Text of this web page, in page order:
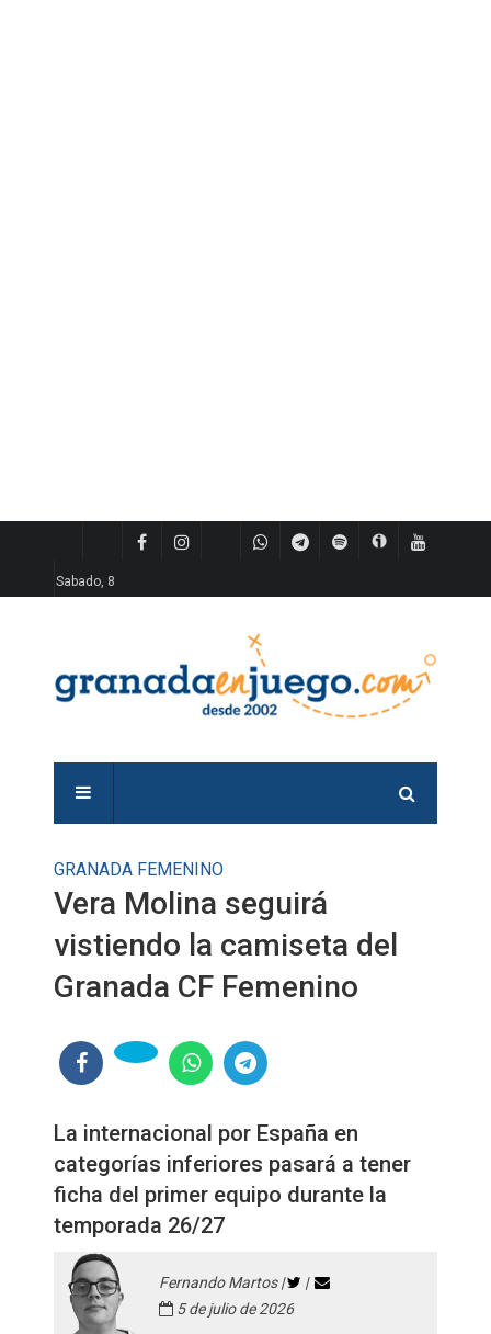
Sabado, 8
GRANADA FEMENINO
Vera Molina seguirá
vistiendo la camiseta del
Granada CF Femenino
La internacional por España en
categorías inferiores pasará a tener
ficha del primer equipo durante la
temporada 26/27
Fernando Martos |
|
5 de julio de 2026